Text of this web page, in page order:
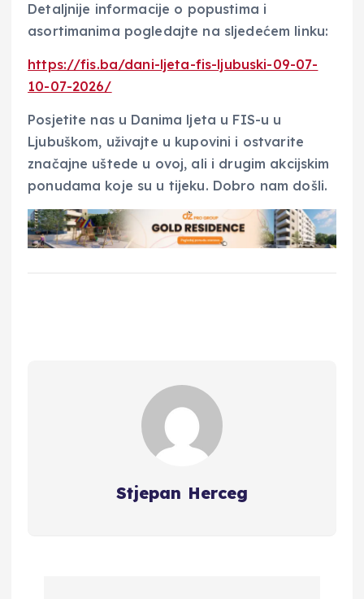
Detaljnije informacije o popustima i
asortimanima pogledajte na sljedećem linku:
https://fis.ba/dani-ljeta-fis-ljubuski-09-07-
10-07-2026/
Posjetite nas u Danima ljeta u FIS-u u
Ljubuškom, uživajte u kupovini i ostvarite
značajne uštede u ovoj, ali i drugim akcijskim
ponudama koje su u tijeku. Dobro nam došli.
Stjepan Herceg